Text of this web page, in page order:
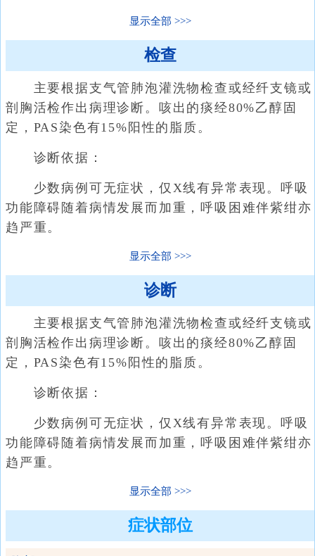
显示全部
检查
主要根据支气管肺泡灌洗物检查或经纤支镜或
剖胸活检作出病理诊断。咳出的痰经80%乙醇固
定，PAS染色有15%阳性的脂质。
诊断依据：
少数病例可无症状，仅X线有异常表现。呼吸
功能障碍随着病情发展而加重，呼吸困难伴紫绀亦
趋严重。
显示全部
诊断
主要根据支气管肺泡灌洗物检查或经纤支镜或
剖胸活检作出病理诊断。咳出的痰经80%乙醇固
定，PAS染色有15%阳性的脂质。
诊断依据：
少数病例可无症状，仅X线有异常表现。呼吸
功能障碍随着病情发展而加重，呼吸困难伴紫绀亦
趋严重。
显示全部
症状部位